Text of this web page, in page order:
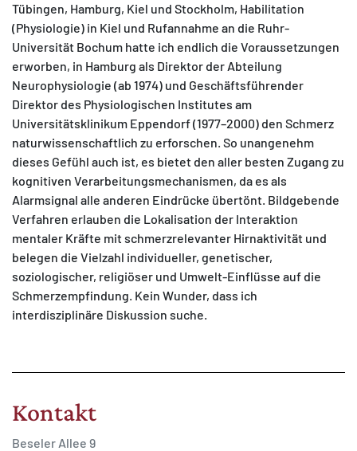
Tübingen, Hamburg, Kiel und Stockholm, Habilitation
(Physiologie) in Kiel und Rufannahme an die Ruhr-
Universität Bochum hatte ich endlich die Voraussetzungen
erworben, in Hamburg als Direktor der Abteilung
Neurophysiologie (ab 1974) und Geschäftsführender
Direktor des Physiologischen Institutes am
Universitätsklinikum Eppendorf (1977–2000) den Schmerz
naturwissenschaftlich zu erforschen. So unangenehm
dieses Gefühl auch ist, es bietet den aller besten Zugang zu
kognitiven Verarbeitungsmechanismen, da es als
Alarmsignal alle anderen Eindrücke übertönt. Bildgebende
Verfahren erlauben die Lokalisation der Interaktion
mentaler Kräfte mit schmerzrelevanter Hirnaktivität und
belegen die Vielzahl individueller, genetischer,
soziologischer, religiöser und Umwelt-Einflüsse auf die
Schmerzempfindung. Kein Wunder, dass ich
interdisziplinäre Diskussion suche.
Kontakt
Beseler Allee 9